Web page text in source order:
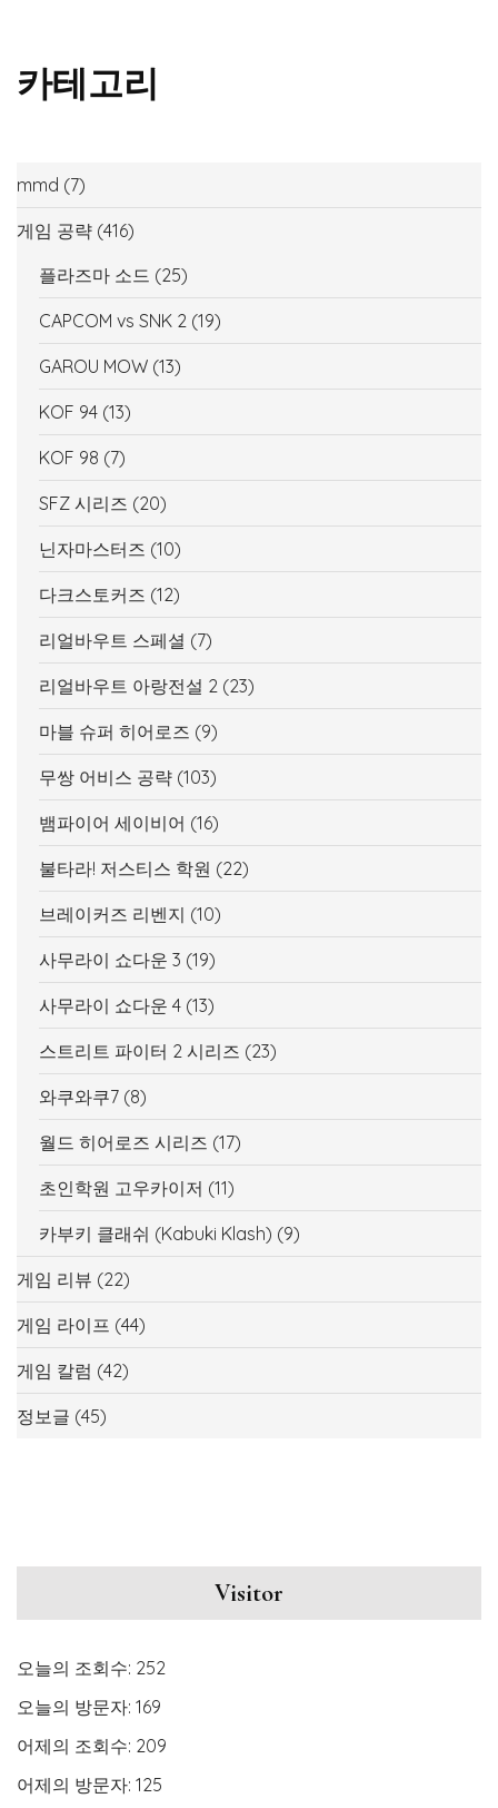
카테고리
mmd (7)
게임 공략 (416)
플라즈마 소드 (25)
CAPCOM vs SNK 2 (19)
GAROU MOW (13)
KOF 94 (13)
KOF 98 (7)
SFZ 시리즈 (20)
닌자마스터즈 (10)
다크스토커즈 (12)
리얼바우트 스페셜 (7)
리얼바우트 아랑전설 2 (23)
마블 슈퍼 히어로즈 (9)
무쌍 어비스 공략 (103)
뱀파이어 세이비어 (16)
불타라! 저스티스 학원 (22)
브레이커즈 리벤지 (10)
사무라이 쇼다운 3 (19)
사무라이 쇼다운 4 (13)
스트리트 파이터 2 시리즈 (23)
와쿠와쿠7 (8)
월드 히어로즈 시리즈 (17)
초인학원 고우카이저 (11)
카부키 클래쉬 (Kabuki Klash) (9)
게임 리뷰 (22)
게임 라이프 (44)
게임 칼럼 (42)
정보글 (45)
Visitor
오늘의 조회수: 252
오늘의 방문자: 169
어제의 조회수: 209
어제의 방문자: 125